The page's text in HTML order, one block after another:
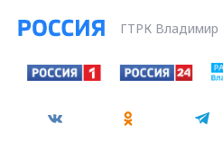
ГТРК Владимир